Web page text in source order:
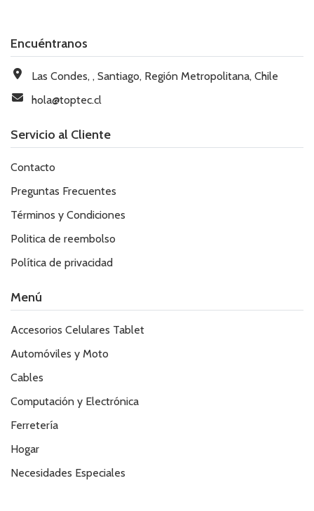
Encuéntranos
Las Condes, , Santiago, Región Metropolitana, Chile
hola@toptec.cl
Servicio al Cliente
Contacto
Preguntas Frecuentes
Términos y Condiciones
Politica de reembolso
Política de privacidad
Menú
Accesorios Celulares Tablet
Automóviles y Moto
Cables
Computación y Electrónica
Ferretería
Hogar
Necesidades Especiales